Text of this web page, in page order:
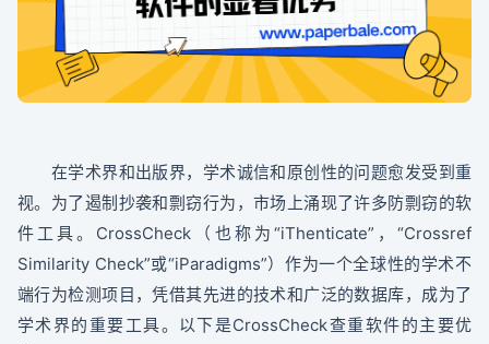
在学术界和出版界，学术诚信和原创性的问题愈发受到重
视。为了遏制抄袭和剽窃行为，市场上涌现了许多防剽窃的软
件工具。CrossCheck（也称为“iThenticate”，“Crossref
Similarity Check”或“iParadigms”）作为一个全球性的学术不
端行为检测项目，凭借其先进的技术和广泛的数据库，成为了
学术界的重要工具。以下是CrossCheck查重软件的主要优